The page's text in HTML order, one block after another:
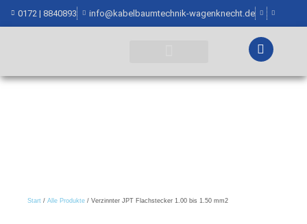
0172 | 8840893 info@kabelbaumtechnik-wagenknecht.de
Start / Alle Produkte / Verzinnter JPT Flachstecker 1.00 bis 1.50 mm2